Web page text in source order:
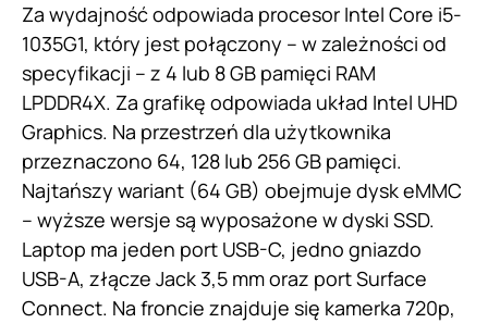
Za wydajność odpowiada procesor Intel Core i5-
1035G1, który jest połączony – w zależności od
specyfikacji – z 4 lub 8 GB pamięci RAM
LPDDR4X. Za grafikę odpowiada układ Intel UHD
Graphics. Na przestrzeń dla użytkownika
przeznaczono 64, 128 lub 256 GB pamięci.
Najtańszy wariant (64 GB) obejmuje dysk eMMC
– wyższe wersje są wyposażone w dyski SSD.
Laptop ma jeden port USB-C, jedno gniazdo
USB-A, złącze Jack 3,5 mm oraz port Surface
Connect. Na froncie znajduje się kamerka 720p,